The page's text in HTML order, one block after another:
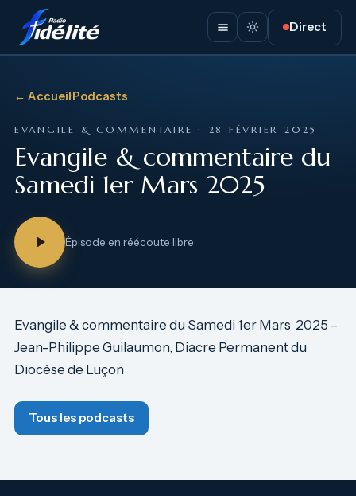
Direct
← Accueil·Podcasts
EVANGILE & COMMENTAIRE · 28 FÉVRIER 2025
Evangile & commentaire du
Samedi 1er Mars 2025
Épisode en réécoute libre
Evangile & commentaire du Samedi 1er Mars 2025 –
Jean-Philippe Guilaumon, Diacre Permanent du
Diocèse de Luçon
Tous les podcasts